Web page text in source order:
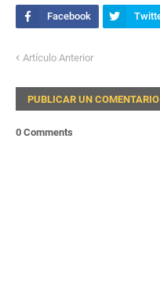
Artículo Anterior
PUBLICAR UN COMENTARIO
0 Comments